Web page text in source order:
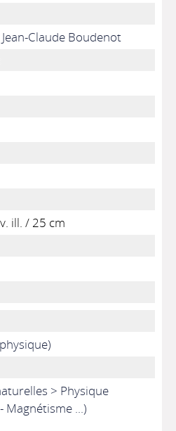
Jean-Claude Boudenot
ill. / 25 cm
> Physique
Magnétisme ...)